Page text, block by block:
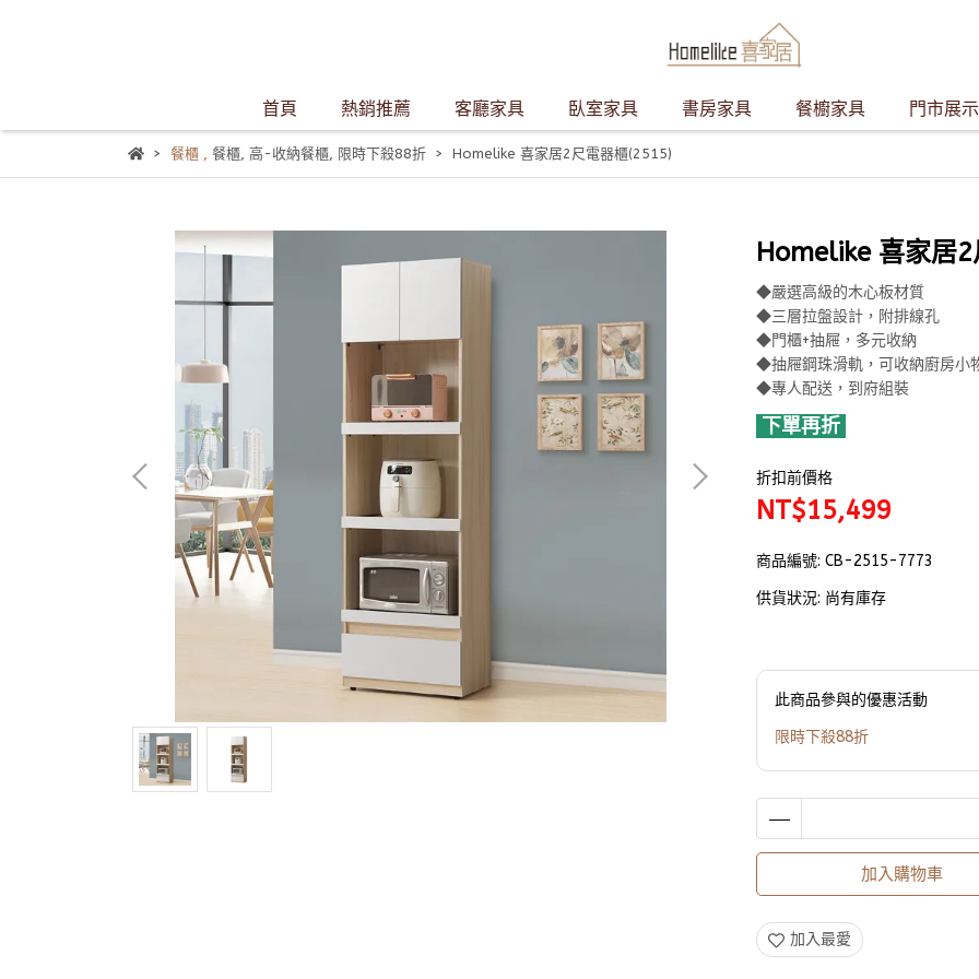
首頁 熱銷推薦 客廳家具 臥室家具 書房家具 餐櫥家具 門市展示
餐櫃, 餐櫃, 高-收納餐櫃, 限時下殺88折 Homelike 喜家居2尺電器櫃(2515)
Homelike 喜家居
◆嚴選高級的木心板材質
◆三層拉盤設計，附排線孔
◆門櫃+抽屜，多元收納
◆抽屜鋼珠滑軌，可收納廚房小
◆專人配送，到府組裝
下單再折
折扣前價格
NT$15,499
商品編號: CB-2515-7773
供貨狀況: 尚有庫存
此商品參與的優惠活動
限時下殺88折
加入購物車
加入最愛